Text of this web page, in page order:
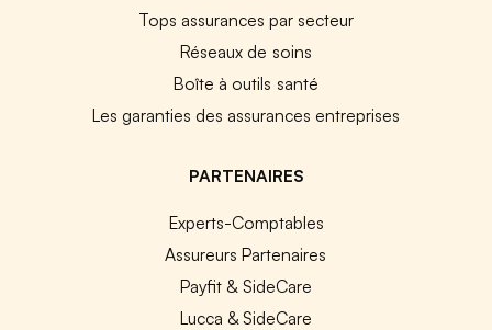
Tops assurances par secteur
Réseaux de soins
Boîte à outils santé
Les garanties des assurances entreprises
PARTENAIRES
Experts-Comptables
Assureurs Partenaires
Payfit & SideCare
Lucca & SideCare